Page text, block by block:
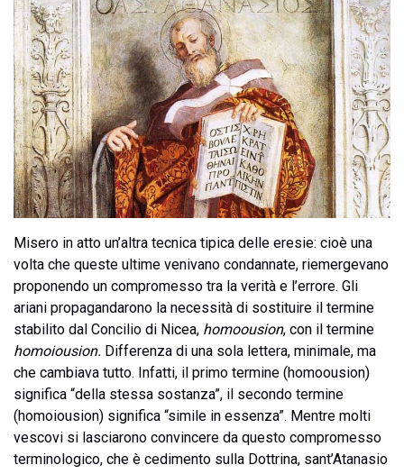
Misero in atto un’altra tecnica tipica delle eresie: cioè una
volta che queste ultime venivano condannate, riemergevano
proponendo un compromesso tra la verità e l’errore. Gli
ariani propagandarono la necessità di sostituire il termine
stabilito dal Concilio di Nicea, homoousion, con il termine
homoiousion. Differenza di una sola lettera, minimale, ma
che cambiava tutto. Infatti, il primo termine (homoousion)
significa “della stessa sostanza”, il secondo termine
(homoiousion) significa “simile in essenza”. Mentre molti
vescovi si lasciarono convincere da questo compromesso
terminologico, che è cedimento sulla Dottrina, sant’Atanasio